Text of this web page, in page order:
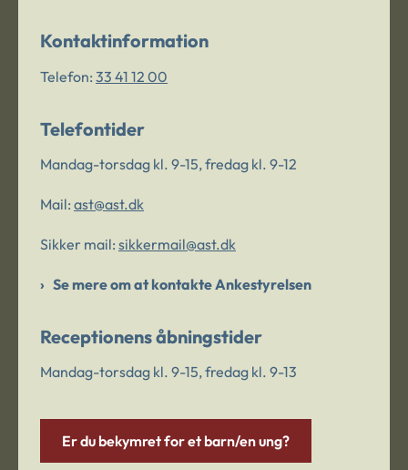
Kontaktinformation
Telefon: 33 41 12 00
Telefontider
Mandag-torsdag kl. 9-15, fredag kl. 9-12
Mail: ast@ast.dk
Sikker mail: sikkermail@ast.dk
Se mere om at kontakte Ankestyrelsen
Receptionens åbningstider
Mandag-torsdag kl. 9-15, fredag kl. 9-13
Er du bekymret for et barn/en ung?